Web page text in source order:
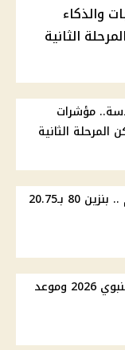
الحاسبات والذكاء
الثانية
للهندسة.. مؤشرات
أسعار الوقود في مصر اليوم .. بنزين 80 بـ20.75
موقف ترحيل إجازة المولد النبوي 2026 وموعد